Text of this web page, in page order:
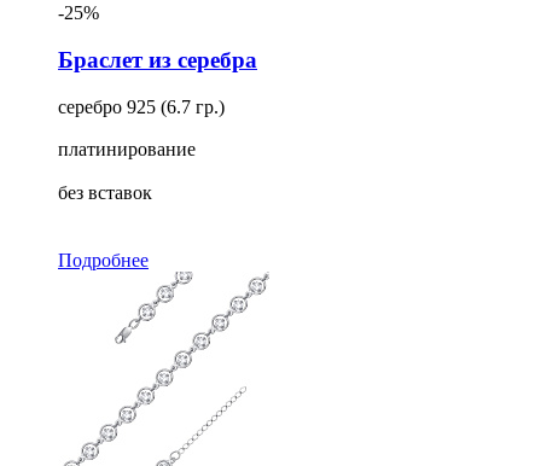
-25%
Браслет из серебра
серебро 925 (6.7 гр.)
платинирование
без вставок
Подробнее